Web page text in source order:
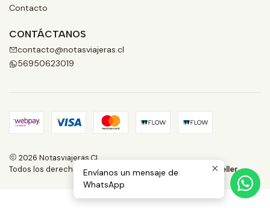
Contacto
CONTÁCTANOS
contacto@notasviajeras.cl
56950623019
2026 Notasviajeras.CL.
Todos los derechos reservados.Desarrollado por Jumpseller.
Envíanos un mensaje de
WhatsApp